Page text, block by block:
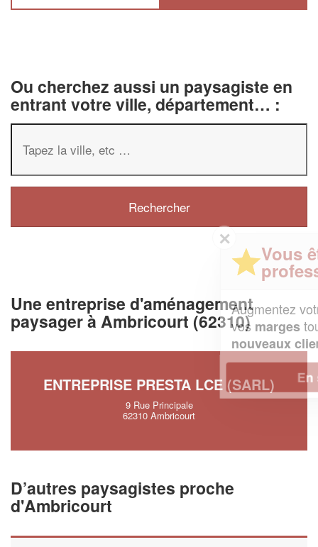
Ou cherchez aussi un paysagiste en
entrant votre ville, département… :
Une entreprise d'aménagement
paysager à Ambricourt (62310)
ENTREPRISE PRESTA LCE (SARL)
9 Rue Principale
62310 Ambricourt
D’autres paysagistes proche
d'Ambricourt
Vous êtes un
professionnel ?
Augmentez votrechiffre d'affaires et
vosmargestout en gagnant de
En savoir plus